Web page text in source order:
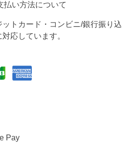
払い方法について
トカード・コンビニ/銀行振り込
応しています。
Pay